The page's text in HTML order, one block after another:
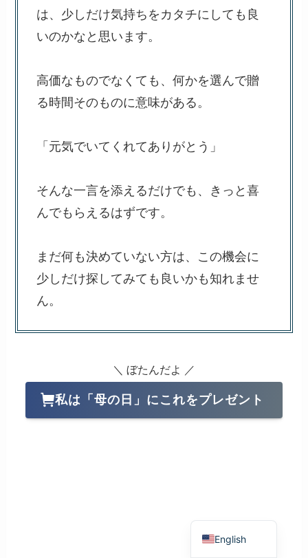
は、少しだけ気持ちをカタチにしても良
いのかなと思います。
高価なものでなくても、何かを選んで贈
る時間そのものに意味がある。
「元気でいてくれてありがとう」
そんな一言を添えるだけでも、きっと喜
んでもらえるはずです。
まだ何も決めていない方は、この機会に
少しだけ探してみても良いかも知れませ
ん。
＼ ぼたんだよ ／
私は「母の日」にこれをプレゼント
English